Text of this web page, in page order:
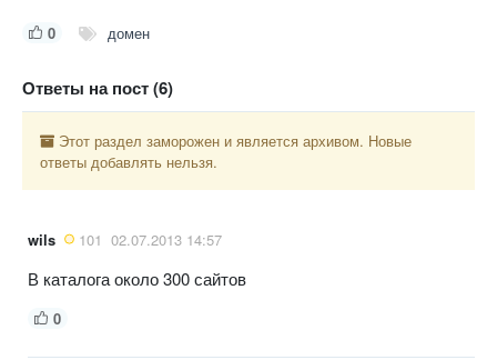
0 домен
Ответы на пост (6)
Этот раздел заморожен и является архивом. Новые
ответы добавлять нельзя.
wils 101 02.07.2013 14:57
В каталога около 300 сайтов
0